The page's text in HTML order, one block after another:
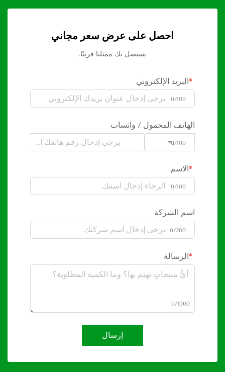
احصل على عرض سعر مجاني
سيتصل بك ممثلنا قريبًا.
البريد الإلكتروني
0/100
الهاتف المحمول / واتساب
Code0/100
الاسم
0/100
اسم الشركة
0/200
الرسالة
0/1000
إرسال